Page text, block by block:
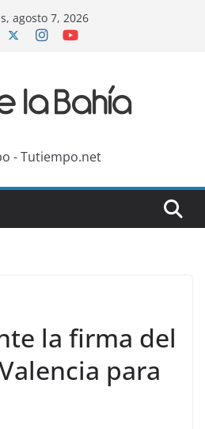
agosto 7, 2026
- Tutiempo.net
la firma del
para